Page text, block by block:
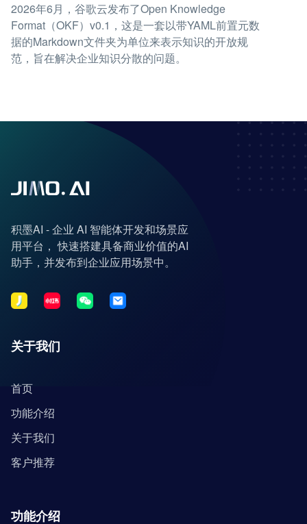
2026年6月，谷歌云发布了Open Knowledge
Format（OKF）v0.1，这是一套以带YAML前置元数
据的Markdown文件夹为单位来表示知识的开放规
范，旨在解决企业知识分散的问题。
积墨AI - 企业 AI 智能体开发和场景应
用平台， 快速搭建具备商业价值的AI
助手，并发布到企业应用场景中。
关于我们
首页
功能介绍
关于我们
客户推荐
功能介绍